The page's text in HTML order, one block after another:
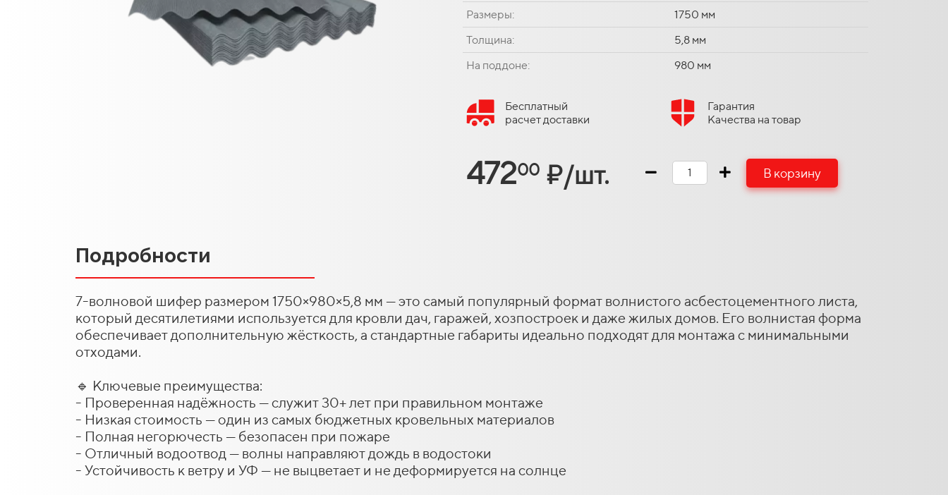
Размеры:
1750 мм
Толщина:
5,8 мм
На поддоне:
980 мм
Бесплатный
расчет доставки
Гарантия
Качества на товар
47200 ₽/шт. В корзину
Подробности
7-волновой шифер размером 1750×980×5,8 мм — это самый популярный формат волнистого асбестоцементного листа,
который десятилетиями используется для кровли дач, гаражей, хозпостроек и даже жилых домов. Его волнистая форма
обеспечивает дополнительную жёсткость, а стандартные габариты идеально подходят для монтажа с минимальными
отходами.
🔹 Ключевые преимущества:
- Проверенная надёжность — служит 30+ лет при правильном монтаже
- Низкая стоимость — один из самых бюджетных кровельных материалов
- Полная негорючесть — безопасен при пожаре
- Отличный водоотвод — волны направляют дождь в водостоки
- Устойчивость к ветру и УФ — не выцветает и не деформируется на солнце